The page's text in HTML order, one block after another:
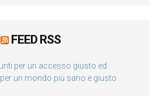
FEED RSS
per un accesso giusto ed
un mondo più sano e giusto